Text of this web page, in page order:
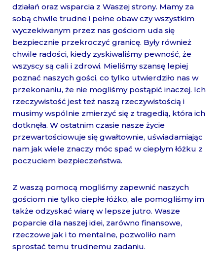
działań oraz wsparcia z Waszej strony. Mamy za
sobą chwile trudne i pełne obaw czy wszystkim
wyczekiwanym przez nas gościom uda się
bezpiecznie przekroczyć granicę. Były również
chwile radości, kiedy zyskiwaliśmy pewność, że
wszyscy są cali i zdrowi. Mieliśmy szansę lepiej
poznać naszych gości, co tylko utwierdziło nas w
przekonaniu, że nie mogliśmy postąpić inaczej. Ich
rzeczywistość jest też naszą rzeczywistością i
musimy wspólnie zmierzyć się z tragedią, która ich
dotknęła. W ostatnim czasie nasze życie
przewartościowuje się gwałtownie, uświadamiając
nam jak wiele znaczy móc spać w ciepłym łóżku z
poczuciem bezpieczeństwa.
Z waszą pomocą mogliśmy zapewnić naszych
gościom nie tylko ciepłe łóżko, ale pomogliśmy im
także odzyskać wiarę w lepsze jutro. Wasze
poparcie dla naszej idei, zarówno finansowe,
rzeczowe jak i to mentalne, pozwoliło nam
sprostać temu trudnemu zadaniu.